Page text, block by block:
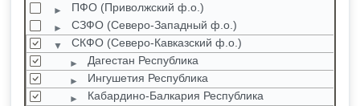
ПФО (Приволжский ф.о.)
СЗФО (Северо-Западный ф.о.)
СКФО (Северо-Кавказский ф.о.)
Дагестан Республика
Ингушетия Республика
Кабардино-Балкария Республика